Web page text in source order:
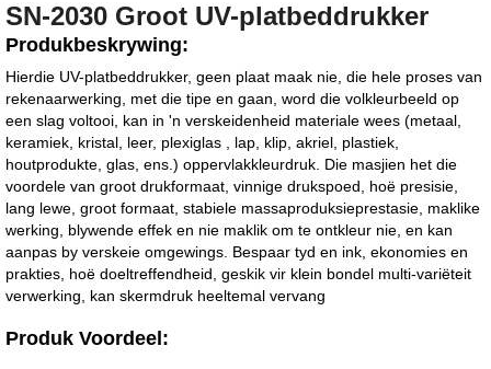
SN-2030 Groot UV-platbeddrukker
Produkbeskrywing:
Hierdie UV-platbeddrukker, geen plaat maak nie, die hele proses van
rekenaarwerking, met die tipe en gaan, word die volkleurbeeld op
een slag voltooi, kan in 'n verskeidenheid materiale wees (metaal,
keramiek, kristal, leer, plexiglas , lap, klip, akriel, plastiek,
houtprodukte, glas, ens.) oppervlakkleurdruk. Die masjien het die
voordele van groot drukformaat, vinnige drukspoed, hoë presisie,
lang lewe, groot formaat, stabiele massaproduksieprestasie, maklike
werking, blywende effek en nie maklik om te ontkleur nie, en kan
aanpas by verskeie omgewings. Bespaar tyd en ink, ekonomies en
prakties, hoë doeltreffendheid, geskik vir klein bondel multi-variëteit
verwerking, kan skermdruk heeltemal vervang
Produk Voordeel: